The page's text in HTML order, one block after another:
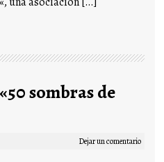
sombras de
Dejar un comentario